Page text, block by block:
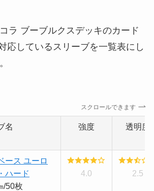
ラ ブーブルクスデッキのカード
応しているスリーブを一覧表にし
スクロールできます
名 強度 透明度
ース ユーロ
ハード
/50枚
4.0 2.5